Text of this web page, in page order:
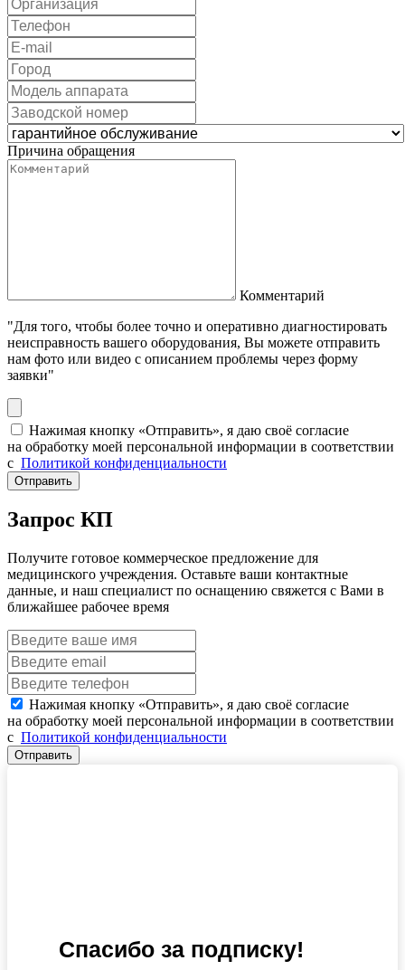
Причина обращения
Комментарий
"Для того, чтобы более точно и оперативно диагностировать
неисправность вашего оборудования, Вы можете отправить
нам фото или видео с описанием проблемы через форму
заявки"
Нажимая кнопку «Отправить», я даю своё согласие
на обработку моей персональной информации в соответствии
с Политикой конфиденциальности
Отправить
Запрос КП
Получите готовое коммерческое предложение для
медицинского учреждения. Оставьте ваши контактные
данные, и наш специалист по оснащению свяжется с Вами в
ближайшее рабочее время
Нажимая кнопку «Отправить», я даю своё согласие
на обработку моей персональной информации в соответствии
с Политикой конфиденциальности
Отправить
Спасибо за подписку!